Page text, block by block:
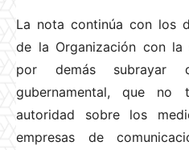
La nota continúa con los
de la Organización con la
por demás subrayar
gubernamental, que no
autoridad sobre los
empresas de